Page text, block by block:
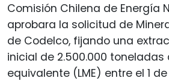
Comisión Chilena de Energía
aprobara la solicitud de
de Codelco, fijando una
inicial de 2.500.000
equivalente (LME) entre el 1